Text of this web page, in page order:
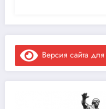
Версия сайта